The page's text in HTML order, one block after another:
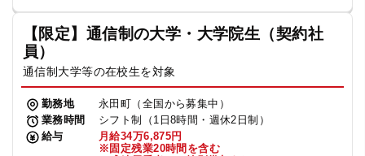
【限定】通信制の大学・大学院生（契約社
員）
通信制大学等の在校生を対象
勤務地
永田町（全国から募集中）
業務時間
シフト制（1日8時間・週休2日制）
給与
月給34万6,875円
※固定残業20時間を含む